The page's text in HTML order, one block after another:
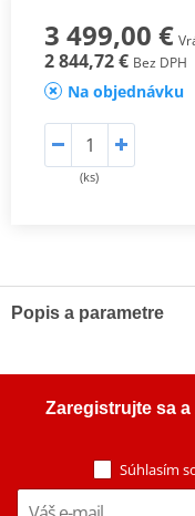
3 499,00 €
2 844,72 € Bez DPH
Na objednávku
(ks)
Popis a parametre
a zažívať väčšie
a športovým
Zaregistrujte sa
Súhlasím